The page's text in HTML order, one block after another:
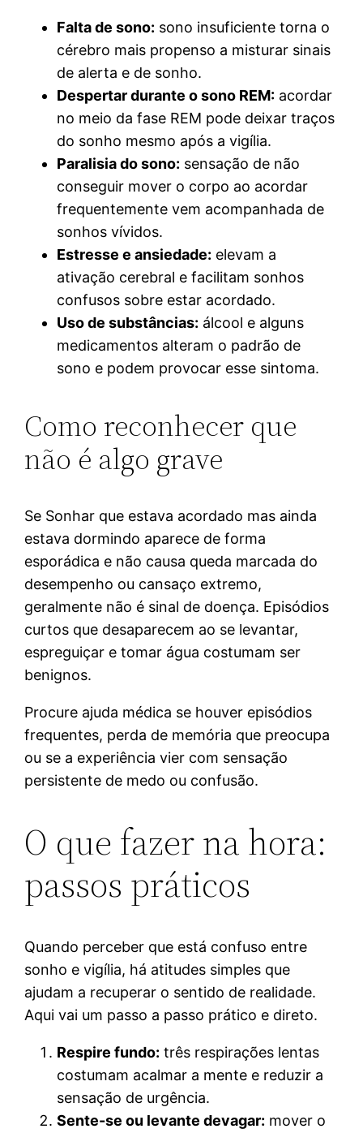
Falta de sono: sono insuficiente torna o
cérebro mais propenso a misturar sinais
de alerta e de sonho.
Despertar durante o sono REM: acordar
no meio da fase REM pode deixar traços
do sonho mesmo após a vigília.
Paralisia do sono: sensação de não
conseguir mover o corpo ao acordar
frequentemente vem acompanhada de
sonhos vívidos.
Estresse e ansiedade: elevam a
ativação cerebral e facilitam sonhos
confusos sobre estar acordado.
Uso de substâncias: álcool e alguns
medicamentos alteram o padrão de
sono e podem provocar esse sintoma.
Como reconhecer que
não é algo grave
Se Sonhar que estava acordado mas ainda
estava dormindo aparece de forma
esporádica e não causa queda marcada do
desempenho ou cansaço extremo,
geralmente não é sinal de doença. Episódios
curtos que desaparecem ao se levantar,
espreguiçar e tomar água costumam ser
benignos.
Procure ajuda médica se houver episódios
frequentes, perda de memória que preocupa
ou se a experiência vier com sensação
persistente de medo ou confusão.
O que fazer na hora:
passos práticos
Quando perceber que está confuso entre
sonho e vigília, há atitudes simples que
ajudam a recuperar o sentido de realidade.
Aqui vai um passo a passo prático e direto.
Respire fundo: três respirações lentas
costumam acalmar a mente e reduzir a
sensação de urgência.
Sente-se ou levante devagar: mover o